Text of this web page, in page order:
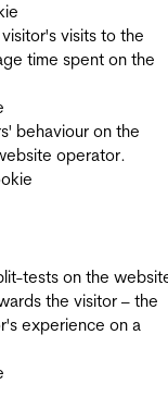
visits to the
time spent on the
behaviour on the
operator.
tests on the
the visitor – the
experience on a